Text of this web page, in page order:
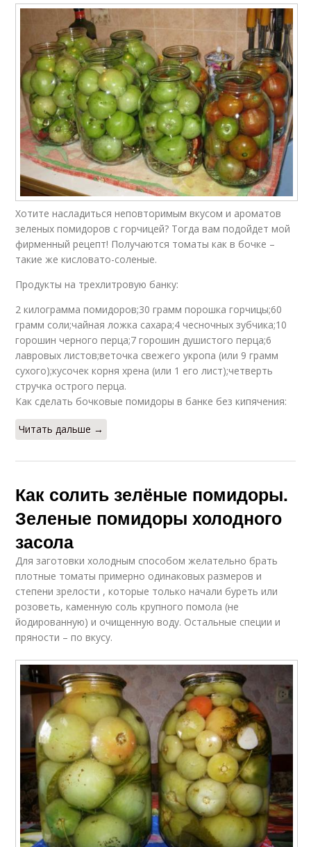
Хотите насладиться неповторимым вкусом и ароматов
зеленых помидоров с горчицей? Тогда вам подойдет мой
фирменный рецепт! Получаются томаты как в бочке –
такие же кисловато-соленые.
Продукты на трехлитровую банку:
2 килограмма помидоров;30 грамм порошка горчицы;60
грамм соли;чайная ложка сахара;4 чесночных зубчика;10
горошин черного перца;7 горошин душистого перца;6
лавровых листов;веточка свежего укропа (или 9 грамм
сухого);кусочек корня хрена (или 1 его лист);четверть
стручка острого перца.
Как сделать бочковые помидоры в банке без кипячения:
Читать дальше →
Как солить зелёные помидоры.
Зеленые помидоры холодного
засола
Для заготовки холодным способом желательно брать
плотные томаты примерно одинаковых размеров и
степени зрелости , которые только начали буреть или
розоветь, каменную соль крупного помола (не
йодированную) и очищенную воду. Остальные специи и
пряности – по вкусу.